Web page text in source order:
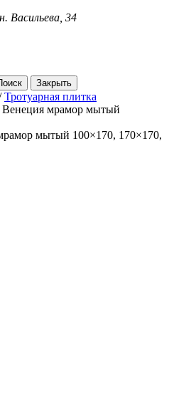
Васильева, 34
Закрыть
Тротуарная плитка
Венеция мрамор мытый
мытый 100×170, 170×170,